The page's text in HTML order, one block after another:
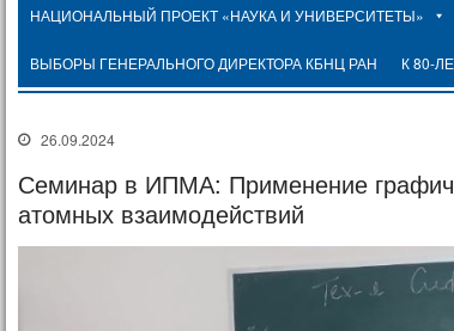
НАЦИОНАЛЬНЫЙ ПРОЕКТ «НАУКА И УНИВЕРСИТЕТЫ»
ВЫБОРЫ ГЕНЕРАЛЬНОГО ДИРЕКТОРА КБНЦ РАН К 80-
26.09.2024
Семинар в ИПМА: Применение
атомных взаимодействий